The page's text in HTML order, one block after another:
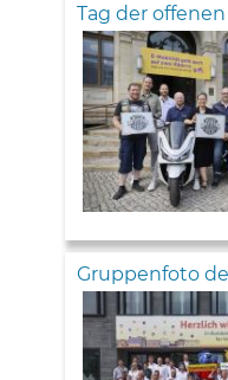
Tag der
Gruppenfoto